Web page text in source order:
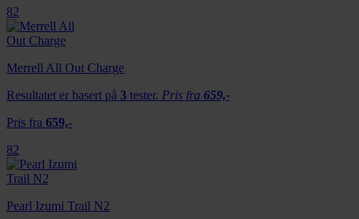
82
Merrell All Out Charge
Resultatet er basert på 3 tester. Pris fra 659,-
Pris fra 659,-
82
Pearl Izumi Trail N2